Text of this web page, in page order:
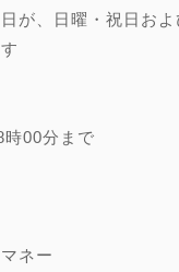
が、日曜・祝日お
時00分まで
ネー